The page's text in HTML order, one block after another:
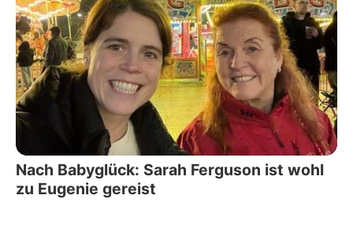
Nach Babyglück: Sarah Ferguson ist wohl
zu Eugenie gereist